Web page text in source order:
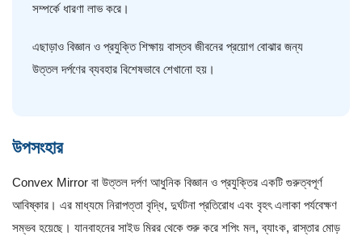
সম্পর্কে ধারণা লাভ করে।
এছাড়াও বিজ্ঞান ও প্রযুক্তি শিক্ষায় বাস্তব জীবনের প্রয়োগ বোঝার জন্য
উত্তল দর্পণের ব্যবহার বিশেষভাবে শেখানো হয়।
উপসংহার
Convex Mirror বা উত্তল দর্পণ আধুনিক বিজ্ঞান ও প্রযুক্তির একটি গুরুত্বপূর্ণ
আবিষ্কার। এর মাধ্যমে নিরাপত্তা বৃদ্ধি, দুর্ঘটনা প্রতিরোধ এবং বৃহৎ এলাকা পর্যবেক্ষণ
সম্ভব হয়েছে। যানবাহনের সাইড মিরর থেকে শুরু করে শপিং মল, ব্যাংক, রাস্তার মোড়